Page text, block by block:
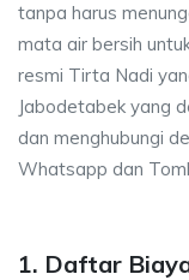
tanpa harus
mata air bersih
resmi Tirta Nadi
Jabodetabek yang
dan menghubungi
Whatsapp dan
1. Daftar